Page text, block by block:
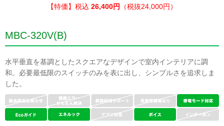
【特価】税込 26,400円 （税抜24,000円）
MBC-320V(B)
水平垂直を基調としたスクエアなデザインで室内インテリアに調
和。必要最低限のスイッチのみを表に出し、シンプルさを追求しま
した。